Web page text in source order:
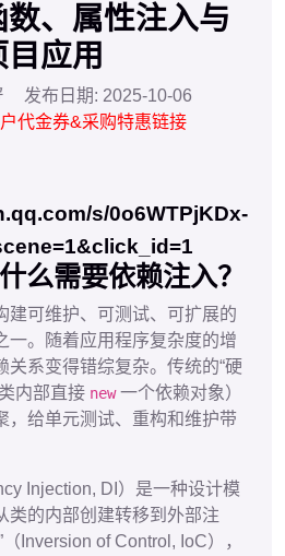
、属性注入与
目应用
发布日期: 2025-10-06
代金券&采购特惠链接
s/0o6WTPjKDx-
么需要依赖注入？
建可维护、可测试、可扩展的
一。随着应用程序复杂度的增
关系变得错综复杂。传统的“硬
内部直接 new一个依赖对象）
，给单元测试、重构和维护带
Injection, DI）是一种设计模
类的内部创建转移到外部注
Inversion of Control, IoC），